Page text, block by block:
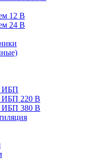
12 В
24 В
ИБП
ИБП 220 В
ИБП 380 В